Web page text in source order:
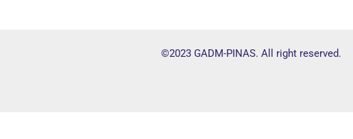
©2023 GADM-PINAS. All right reserved.